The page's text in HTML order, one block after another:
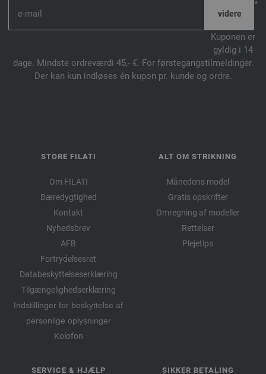
*
Kuponen er
gyldig i 14
dage. Mindste ordreværdi 45,- €. For førstegangstilmeldinger.
Der kan kun indløses én kupon pr. kunde og ordre.
STORE FILATI
Om FILATI
Bæredygtighed
Kontakt
Nyhedsbrev
AFB
Fortrydelsesret
Databeskyttelseserklæring
Tilgængelighedserklæring
Indstillinger for beskyttelse af
personlige oplysninger
Kolofon
ALT OM STRIKNING
Månedens model
Gratis opskrifter
Omregning af modeller
Rettelser
Plejetips
SERVICE & HJÆLP SIKKER BETALING